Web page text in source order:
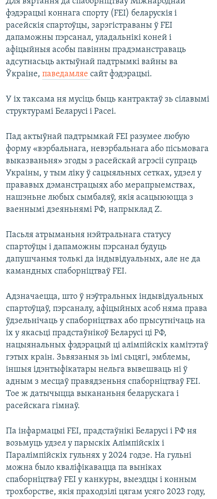
фэдэрацыі коннага спорту (FEI) беларускія і
расейскія спартоўцы, зарэгістраваны ў FEI
дапаможны пэрсанал, уладальнікі коней і
афіцыйныя асобы павінны прадэманстраваць
адсутнасьць актыўнай падтрымкі вайны ва
Ўкраіне, паведамляе сайт фэдэрацыі.
У іх таксама ня мусіць быць кантрактаў зь сілавымі
структурамі Беларусі і Расеі.
Пад актыўнай падтрымкай FEI разумее любую
форму «вэрбальнага, невэрбальнага або пісьмовага
выказваньня» згоды з расейскай агрэсіі супраць
Украіны, у тым ліку ў сацыяльных сетках, удзел у
прававых дэманстрацыях або мерапрыемствах,
нашэньне любых сымбаляў, якія асацыююцца з
ваеннымі дзеяньнямі РФ, напрыклад Z.
Пасьля атрыманьня нэйтральнага статусу
спартоўцы і дапаможны пэрсанал будуць
дапушчаныя толькі да індывідуальных, але не да
камандных спаборніцтваў FEI.
Адзначаецца, што ў нэўтральных індывідуальных
спартоўцаў, пэрсаналу, афіцыйных асоб няма права
ўдзельнічаць у спаборніцтвах або прысутнічаць на
іх у якасьці прадстаўнікоў Беларусі ці РФ,
нацыянальных фэдэрацый ці алімпійскіх камітэтаў
гэтых краін. Зьвязаныя зь імі сьцягі, эмблемы,
іншыя ідэнтыфікатары нельга вывешваць ні ў
адным з месцаў правядзеньня спаборніцтваў FEI.
Тое ж датычыцца выкананьня беларускага і
расейскага гімнаў.
Па інфармацыі FEI, прадстаўнікі Беларусі і РФ ня
возьмуць удзел у парыскіх Алімпійскіх і
Паралімпійскіх гульнях у 2024 годзе. На гульні
можна было кваліфікавацца па выніках
спаборніцтваў FEI у канкуры, выездцы і конным
трохборстве, якія праходзілі цягам усяго 2023 году,